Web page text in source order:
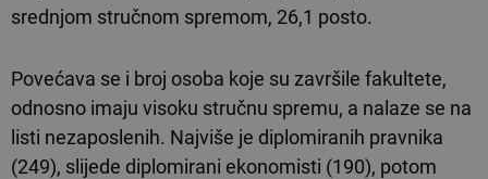
srednjom stručnom spremom, 26,1 posto.
Povećava se i broj osoba koje su završile fakultete,
odnosno imaju visoku stručnu spremu, a nalaze se na
listi nezaposlenih. Najviše je diplomiranih pravnika
(249), slijede diplomirani ekonomisti (190), potom